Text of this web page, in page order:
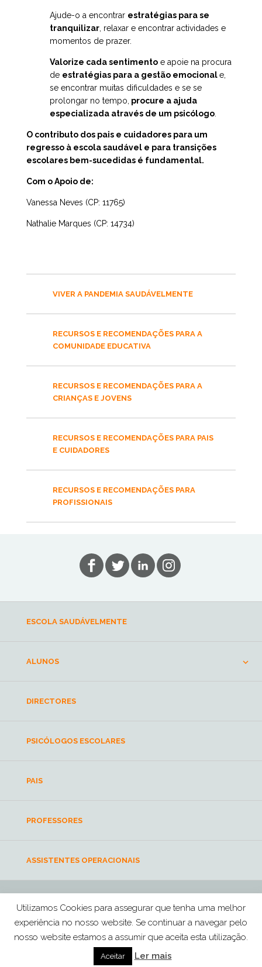
Ajude-o a encontrar estratégias para se
tranquilizar , relaxar e encontrar actividades e
momentos de prazer.
Valorize cada sentimento e apoie na procura
de estratégias para a gestão emocionale,
se encontrar muitas dificuldades e se se
prolongar no tempo, procure a ajuda
especializada através de um psicólogo
O contributo dos pais e cuidadores para um
regresso à escola saudável e para transições
escolares bem-sucedidas é fundamental.
Com o Apoio de:
Vanessa Neves (CP: 11765)
Nathalie Marques (CP: 14734)
VIVER A PANDEMIA SAUDÁVELMENTE
RECURSOS E RECOMENDAÇÕES PARA A
COMUNIDADE EDUCATIVA
RECURSOS E RECOMENDAÇÕES PARA A
CRIANÇAS E JOVENS
RECURSOS E RECOMENDAÇÕES PARA PAIS
E CUIDADORES
RECURSOS E RECOMENDAÇÕES PARA
PROFISSIONAIS
ESCOLA SAUDÁVELMENTE
ALUNOS
DIRECTORES
PSICÓLOGOS ESCOLARES
PAIS
PROFESSORES
ASSISTENTES OPERACIONAIS
escolasaudavelmente@ordemdospsicologos.pt
Ordem dos Psicólogos Portugueses © 2026 Todos os direitos reservados
TERMOS E CONDIÇÕES POLÍTICA DE PRIVACIDADE
Utilizamos Cookies para assegurar que tenha uma melhor
experiência no nosso website. Se continuar a navegar pelo
nosso website estamos a assumir que aceita esta utilização.
Aceitar Ler mais